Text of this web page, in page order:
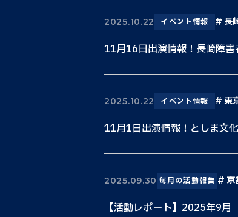
2025.10.22 イベント情報 長
11月16日出演情報！長崎障害
2025.10.22 イベント情報 東
11月1日出演情報！としま文
2025.09.30 毎月の活動報告 京
【活動レポート】2025年9月